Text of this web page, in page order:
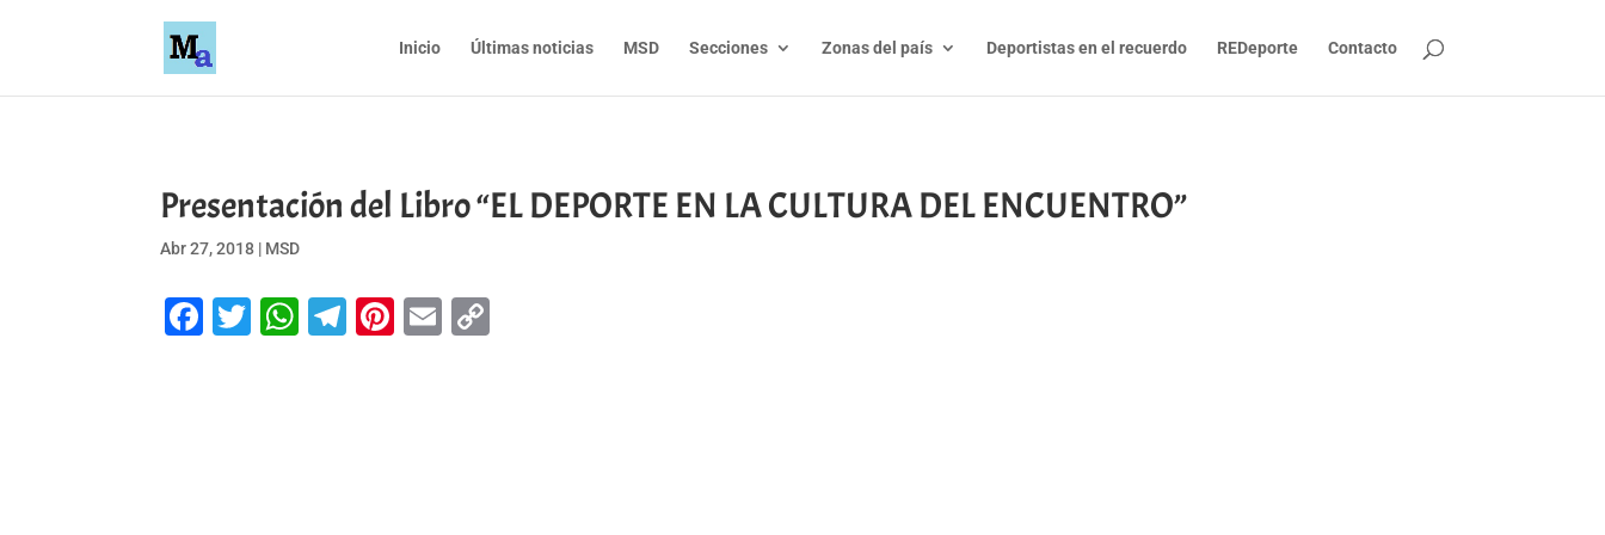
Inicio Últimas noticias MSD Secciones Zonas del país Deportistas en el recuerdo REDeporte Contacto
Presentación del Libro “EL DEPORTE EN LA CULTURA DEL ENCUENTRO”
Abr 27, 2018 | MSD
Facebook
Twitter
WhatsApp
Telegram
Pinterest
Email